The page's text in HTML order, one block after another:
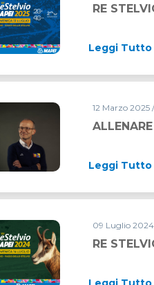
RE
Leggi Tutto
12 Marzo 2025
Leggi Tutto
09 Luglio
RE